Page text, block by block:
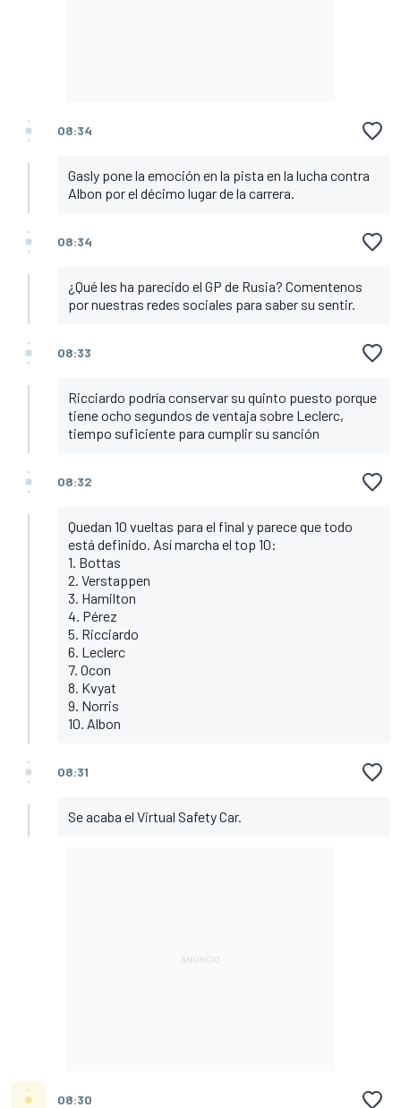
08:34
Gasly pone la emoción en la pista en la lucha contra
Albon por el décimo lugar de la carrera.
08:34
¿Qué les ha parecido el GP de Rusia? Comentenos
por nuestras redes sociales para saber su sentir.
08:33
Ricciardo podría conservar su quinto puesto porque
tiene ocho segundos de ventaja sobre Leclerc,
tiempo suficiente para cumplir su sanción
08:32
Quedan 10 vueltas para el final y parece que todo
está definido. Así marcha el top 10:
1. Bottas
2. Verstappen
3. Hamilton
4. Pérez
5. Ricciardo
6. Leclerc
7. Ocon
8. Kvyat
9. Norris
10. Albon
08:31
Se acaba el Virtual Safety Car.
08:30